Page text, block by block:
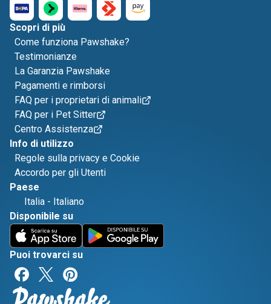
Scopri di più
Come funziona Pawshake?
Testimonianze
La Garanzia Pawshake
Pagamenti e rimborsi
FAQ per i proprietari di animali
FAQ per i Pet Sitter
Centro Assistenza
Info di utilizzo
Regole sulla privacy e Cookie
Accordo per gli Utenti
Paese
Italia - Italiano
Disponibile su
Puoi trovarci su